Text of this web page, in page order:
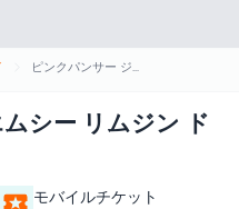
ピンクパンサー ジーエムシー リムジン ドバイ - (20名)
シー リムジン ド
モバイルチケット